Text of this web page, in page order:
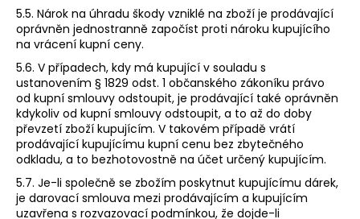
5.5. Nárok na úhradu škody vzniklé na zboží je prodávající
oprávněn jednostranně započíst proti nároku kupujícího
na vrácení kupní ceny.
5.6. V případech, kdy má kupující v souladu s
ustanovením § 1829 odst. 1 občanského zákoníku právo
od kupní smlouvy odstoupit, je prodávající také oprávněn
kdykoliv od kupní smlouvy odstoupit, a to až do doby
převzetí zboží kupujícím. V takovém případě vrátí
prodávající kupujícímu kupní cenu bez zbytečného
odkladu, a to bezhotovostně na účet určený kupujícím.
5.7. Je-li společně se zbožím poskytnut kupujícímu dárek,
je darovací smlouva mezi prodávajícím a kupujícím
uzavřena s rozvazovací podmínkou, že dojde-li